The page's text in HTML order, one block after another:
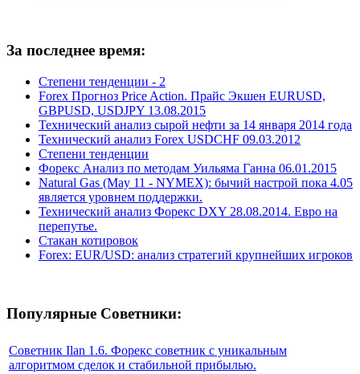
За последнее время:
Степени тенденции - 2
Forex Прогноз Price Action. Прайс Экшен EURUSD,
GBPUSD, USDJPY 13.08.2015
Технический анализ сырой нефти за 14 января 2014 года
Технический анализ Forex USDCHF 09.03.2012
Степени тенденции
Форекс Анализ по методам Уильяма Ганна 06.01.2015
Natural Gas (May 11 - NYMEX): бычий настрой пока 4.05
является уровнем поддержки.
Технический анализ Форекс DXY 28.08.2014. Евро на
перепутье.
Стакан котировок
Forex: EUR/USD: анализ стратегий крупнейших игроков
Популярные Советники:
Советник Ilan 1.6. Форекс советник с уникальным
алгоритмом сделок и стабильной прибылью.